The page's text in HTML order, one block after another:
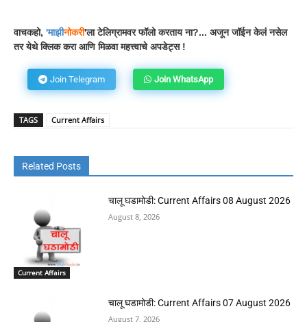
वाचकहो, 'माझीनोकरी'ला टेलिग्रामवर फॉलो करताय ना?... अजून जॉईन केलं नसेल
तर येथे क्लिक करा आणि मिळवा महत्त्वाचे अपडेट्स !
Join Telegram Join WhatsApp
TAGS Current Affairs
Related Posts
Current Affairs
चालू घडामोडी: Current Affairs 08 August 2026
August 8, 2026
चालू घडामोडी: Current Affairs 07 August 2026
August 7, 2026